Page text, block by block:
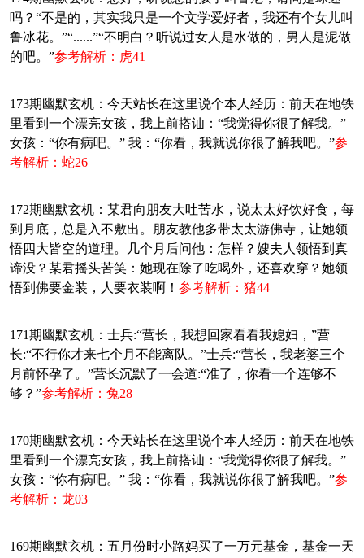
吗？“不是的，其实我只是一个文学爱好者，我还有个女儿叫
鲁冰花。”“......”“不明白？听说过女人是水做的，男人是泥做
的吧。”参考解析：虎41
173期幽默玄机：今天站长在这里说个本人经历：前天在地铁
里看到一个漂亮女孩，我上前搭讪：“我觉得你很了解我。”
女孩：“你有病吧。” 我：“你看，我就说你很了解我吧。”参
考解析：蛇26
172期幽默玄机：某君向朋友大吐苦水，说太太好饮好食，每
到月底，总是入不敷出。朋友教他多带太太游佛寺，让她领
悟四大皆空的道理。几个月后问他：怎样？嫂夫人领悟到真
谛没？某君摇头苦笑：她现在除了吃喝外，还喜欢穿？她领
悟到佛要金装，人要衣装啊！ 参考解析：猪44
171期幽默玄机：士兵:“营长，我想回家看看我媳妇，”营
长:“不行你才来七个月不能离队。”士兵:“营长，我老婆三个
月前怀孕了。”营长沉默了一会道:“准了，你看一个连够不
够？”参考解析：兔28
170期幽默玄机：今天站长在这里说个本人经历：前天在地铁
里看到一个漂亮女孩，我上前搭讪：“我觉得你很了解我。”
女孩：“你有病吧。” 我：“你看，我就说你很了解我吧。”参
考解析：龙03
169期幽默玄机：五月份时小路妈买了一万元基金，基金一天